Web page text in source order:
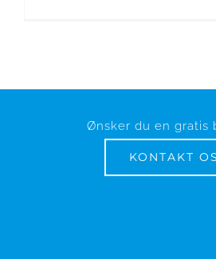
Ønsker du en gratis
KONTAKT